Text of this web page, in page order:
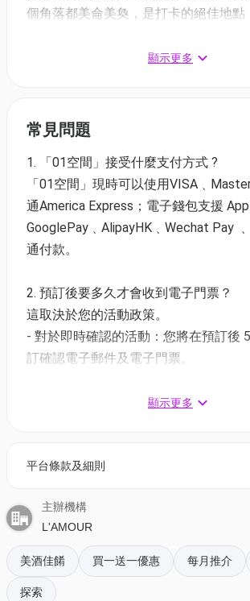
個角落都美侖美奐，是打卡的絕佳地點
有一架6呎高的透明水晶三角鋼琴，能
裝潢讓每個角落都成為打卡熱點，讓您
生蠔放題—L'AMOUR法國餐廳 買一送
⏰開賣日期：即日起至 30/6/2026
✅兌換日期：即日起至 30/6/2026
1. 《法國日本Fusion套餐｜中環店適用
時間:12:00, 14:00, 16:00, 18:00, 20:00,
套餐包括: 頭盤、湯、主菜、飲品
*母親節附加精選甜品
《法式五道菜＋2小時任食即開生蠔》
*按照原價計算加一服務費
套餐包括: 無限添加生蠔、前菜、餐湯
自選白酒或紅酒一杯
顯示更多
常見問題
1. 「01空間」接受什麼支付方式 ?
「01空間」現時可以使用
通America Express；電子錢包支援
GooglePay﹑AlipayHK﹑Wechat Pay
通付款。
2. 預訂後要多久才會收到電子門票？
這取決於您的活動政策。
- 對於即時確認的活動：您將在預訂後
訂確認電子郵件及電子門票。
1 - 3 個工作天內發送到您所登記的電郵
- 會員可以下載《香港01》流動應用程
按「門票」> 點擊相關活動電子門票；
- 透過訂單電郵內按「查看電子票」連
有電子門票附件(PDF)。
4. 我預訂了活動，但還沒收到確認電郵
顯示更多
平台條款及細則
主辦機構
L'AMOUR
美酒佳餚 買一送一優惠 每月推介
探索